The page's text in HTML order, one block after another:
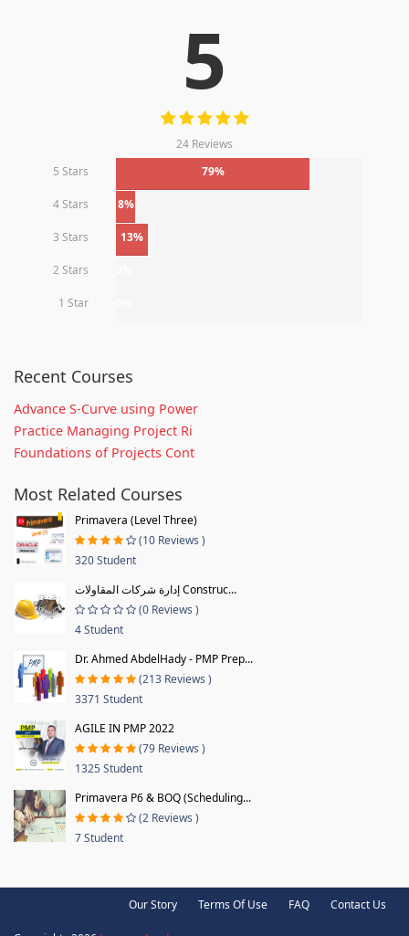
5
24 Reviews
5 Stars
79%
4 Stars 8%
3 Stars 13%
2 Stars
1 Star
Recent Courses
Advance S-Curve using Power
Practice Managing Project Ri
Foundations of Projects Cont
Most Related Courses
Primavera (Level Three)
(10 Reviews )
320 Student
إدارة شركات المقاولات Construc...
(0 Reviews )
4 Student
Dr. Ahmed AbdelHady - PMP Prep...
(213 Reviews )
3371 Student
AGILE IN PMP 2022
(79 Reviews )
1325 Student
Primavera P6 & BOQ (Scheduling...
(2 Reviews )
7 Student
Our Story Terms Of Use FAQ Contact Us